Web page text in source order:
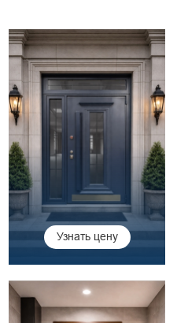
Узнать цену